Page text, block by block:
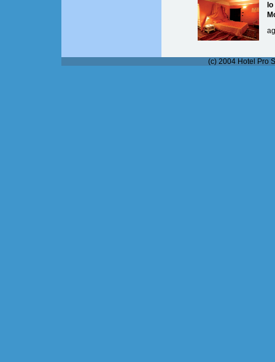
(c) 2004 Hotel Pro